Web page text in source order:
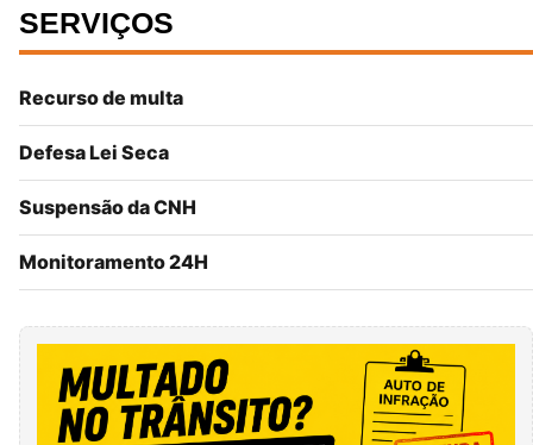
SERVIÇOS
Recurso de multa
Defesa Lei Seca
Suspensão da CNH
Monitoramento 24H